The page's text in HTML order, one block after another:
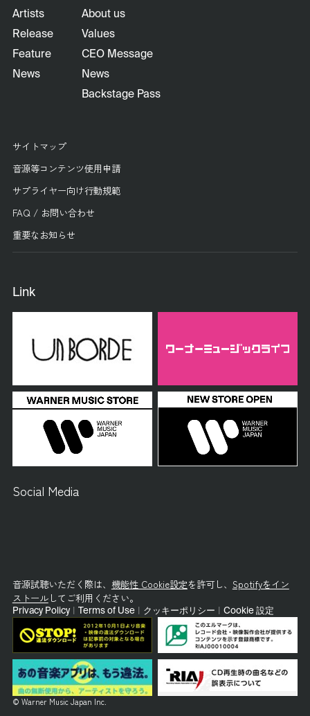
Artists
Release
Feature
News
About us
Values
CEO Message
News
Backstage Pass
サイトマップ
音源等コンテンツ使用申請
サプライヤー向け行動規範
FAQ / お問い合わせ
重要なお知らせ
Link
Social Media
音源試聴いただく際は、 機能性 Cookie設定を許可し、 Spotifyをイン
ストールしてご利用ください。
Privacy Policy Terms of Use クッキーポリシー Cookie 設定
© Warner Music Japan Inc.